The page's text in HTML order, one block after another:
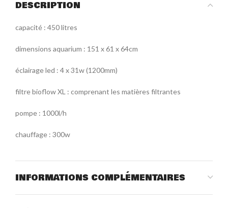
DESCRIPTION
capacité : 450 litres
dimensions aquarium : 151 x 61 x 64cm
éclairage led : 4 x 31w (1200mm)
filtre bioflow XL : comprenant les matières filtrantes
pompe : 1000l/h
chauffage : 300w
INFORMATIONS COMPLÉMENTAIRES